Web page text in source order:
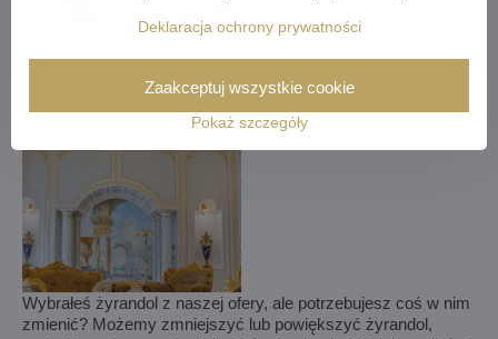
Wybrałeś żyrandol z naszej ofery, ale potrzebujesz coś w nim
zmienić? Możemy zmniejszyć lub powiększyć żyrandol,
Deklaracja ochrony prywatności
Pokaż szczegóły
Zaakceptuj wszystkie cookie